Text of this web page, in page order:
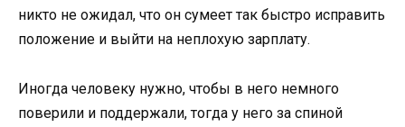
никто не ожидал, что он сумеет так быстро исправить
положение и выйти на неплохую зарплату.
Иногда человеку нужно, чтобы в него немного
поверили и поддержали, тогда у него за спиной